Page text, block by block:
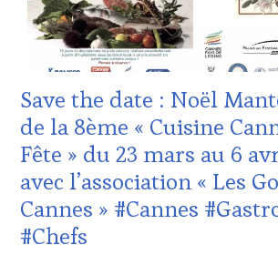
CULTURAL
GUEST,
DOMAINE
VITICOLE,
VIN
TOURISME,
EDITION
LES
DU
VIN
ET
DE
Save the date : Noël
de la 8ème « Cuisine
Fête » du 23 mars au 6
avec l’association « Les
Cannes » #Cannes
#Chefs